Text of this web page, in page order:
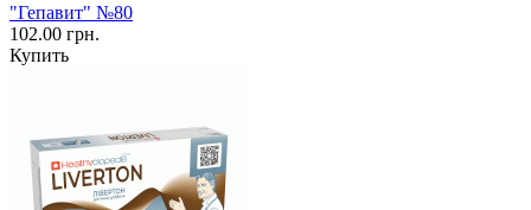
"Гепавит" №80
102.00 грн.
Купить